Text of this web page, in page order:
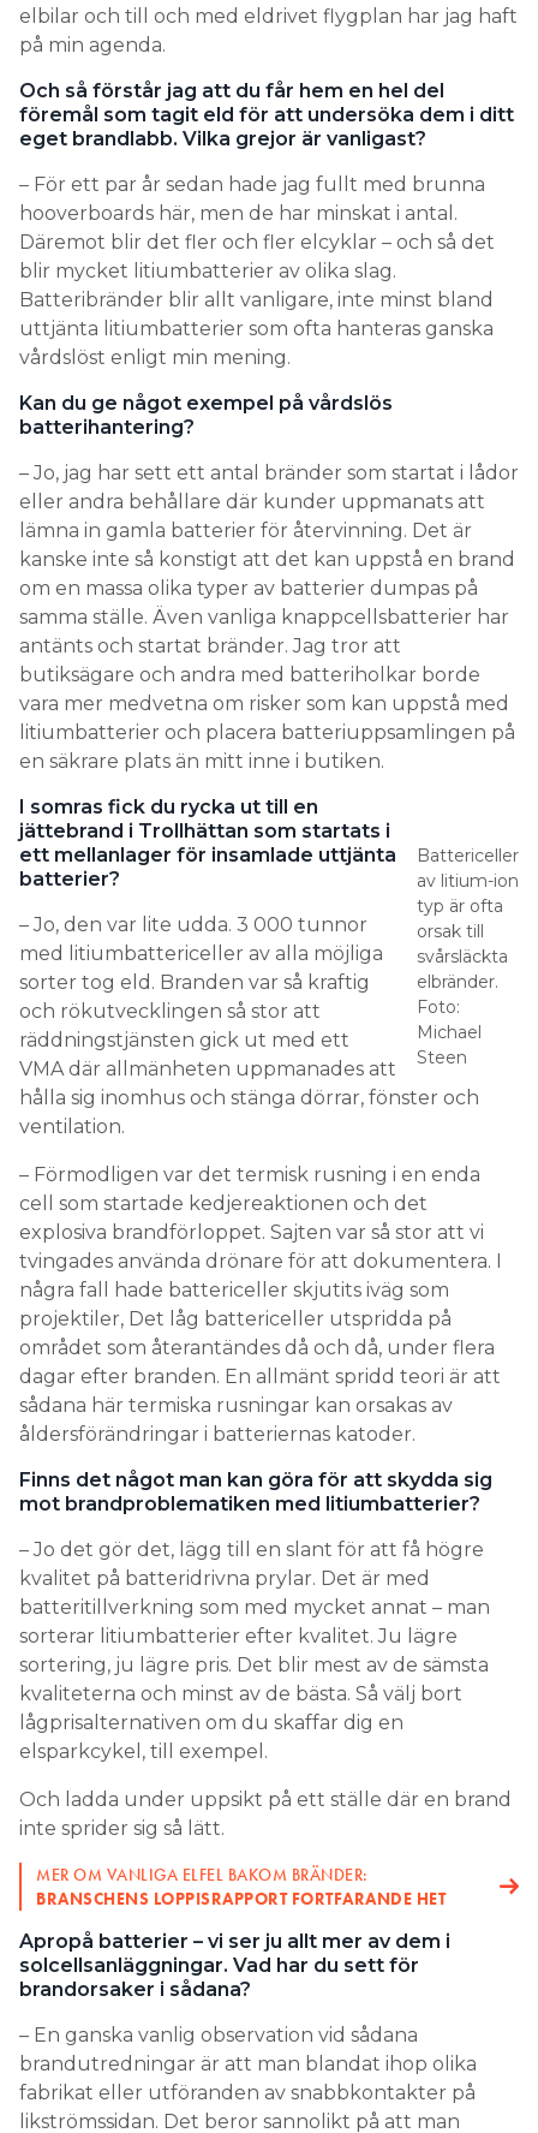
elbilar och till och med eldrivet flygplan har jag haft
på min agenda.
Och så förstår jag att du får hem en hel del
föremål som tagit eld för att undersöka dem i ditt
eget brandlabb. Vilka grejor är vanligast?
– För ett par år sedan hade jag fullt med brunna
hooverboards här, men de har minskat i antal.
Däremot blir det fler och fler elcyklar – och så det
blir mycket litiumbatterier av olika slag.
Batteribränder blir allt vanligare, inte minst bland
uttjänta litiumbatterier som ofta hanteras ganska
vårdslöst enligt min mening.
Kan du ge något exempel på vårdslös
batterihantering?
– Jo, jag har sett ett antal bränder som startat i lådor
eller andra behållare där kunder uppmanats att
lämna in gamla batterier för återvinning. Det är
kanske inte så konstigt att det kan uppstå en brand
om en massa olika typer av batterier dumpas på
samma ställe. Även vanliga knappcellsbatterier har
antänts och startat bränder. Jag tror att
butiksägare och andra med batteriholkar borde
vara mer medvetna om risker som kan uppstå med
litiumbatterier och placera batteriuppsamlingen på
en säkrare plats än mitt inne i butiken.
Battericeller
av litium-ion
typ är ofta
orsak till
svårsläckta
elbränder.
Foto:
Michael
Steen
I somras fick du rycka ut till en
jättebrand i Trollhättan som startats i
ett mellanlager för insamlade uttjänta
batterier?
– Jo, den var lite udda. 3 000 tunnor
med litiumbattericeller av alla möjliga
sorter tog eld. Branden var så kraftig
och rökutvecklingen så stor att
räddningstjänsten gick ut med ett
VMA där allmänheten uppmanades att
hålla sig inomhus och stänga dörrar, fönster och
ventilation.
– Förmodligen var det termisk rusning i en enda
cell som startade kedjereaktionen och det
explosiva brandförloppet. Sajten var så stor att vi
tvingades använda drönare för att dokumentera. I
några fall hade battericeller skjutits iväg som
projektiler, Det låg battericeller utspridda på
området som återantändes då och då, under flera
dagar efter branden. En allmänt spridd teori är att
sådana här termiska rusningar kan orsakas av
åldersförändringar i batteriernas katoder.
Finns det något man kan göra för att skydda sig
mot brandproblematiken med litiumbatterier?
– Jo det gör det, lägg till en slant för att få högre
kvalitet på batteridrivna prylar. Det är med
batteritillverkning som med mycket annat – man
sorterar litiumbatterier efter kvalitet. Ju lägre
sortering, ju lägre pris. Det blir mest av de sämsta
kvaliteterna och minst av de bästa. Så välj bort
lågprisalternativen om du skaffar dig en
elsparkcykel, till exempel.
Och ladda under uppsikt på ett ställe där en brand
inte sprider sig så lätt.
MER OM VANLIGA ELFEL BAKOM BRÄNDER:
BRANSCHENS LOPPISRAPPORT FORTFARANDE HET
Apropå batterier – vi ser ju allt mer av dem i
solcellsanläggningar. Vad har du sett för
brandorsaker i sådana?
– En ganska vanlig observation vid sådana
brandutredningar är att man blandat ihop olika
fabrikat eller utföranden av snabbkontakter på
likströmssidan. Det beror sannolikt på att man